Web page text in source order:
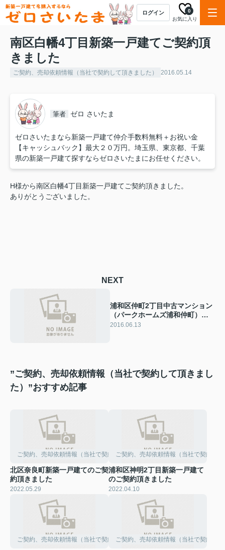
ログイン
お気に入り
0
南区白幡4丁目新築一戸建てご契約頂
きました
ご契約、売却依頼情報（当社で契約して頂きました） 2016.05.14
筆者 ゼロ さいたま
ゼロさいたまなら新築一戸建て仲介手数料無料＋お祝い金
【キャッシュバック】最大２０万円。埼玉県、東京都、千葉
県の新築一戸建て探すならゼロさいたまにお任せください。
H様から南区白幡4丁目新築一戸建てご契約頂きました。
ありがとうございました。
NEXT
浦和区仲町2丁目中古マンション
（パークホームズ浦和仲町）の
売却依頼頂きました
2016.06.13
”ご契約、売却依頼情報（当社で契約して頂きまし
た）”おすすめ記事
ご契約、売却依頼情報（当社で契約して頂きました）
北区奈良町新築一戸建てのご契
約頂きました
2022.05.29
ご契約、売却依頼情報（当社で契約し
浦和区神明2丁目新築一戸建て
のご契約頂きました
2022.04.10
ご契約、売却依頼情報（当社で契約して頂きました）ご契約、売却依頼情報（当社で契約し